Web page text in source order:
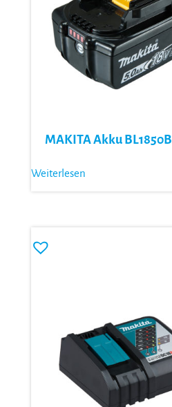
MAKITA Akku BL1850B
Weiterlesen